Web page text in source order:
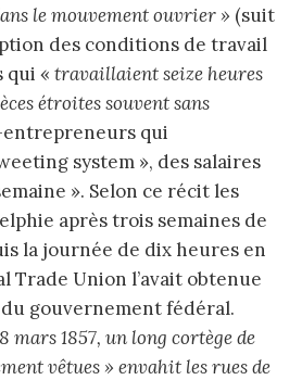
le mouvement ouvrier » (suit
des conditions de travail
qui « travaillaient seize heures
étroites souvent sans
entrepreneurs qui
system », des salaires
». Selon ce récit les
après trois semaines de
la journée de dix heures en
Trade Union l’avait obtenue
gouvernement fédéral.
mars 1857, un long cortège de
vêtues » envahit les rues de